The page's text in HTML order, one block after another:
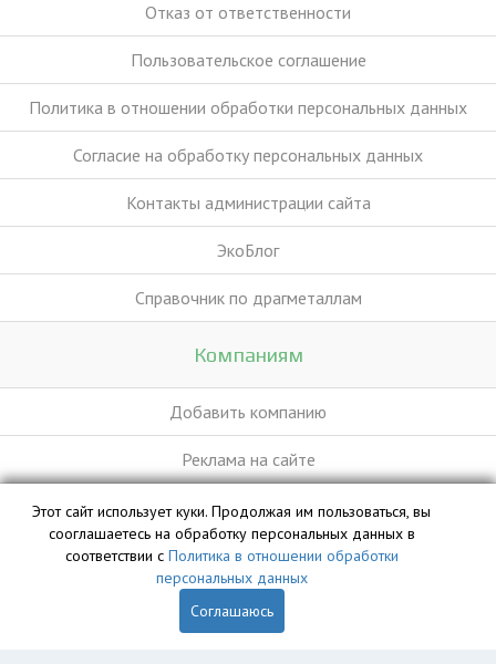
Отказ от ответственности
Пользовательское соглашение
Политика в отношении обработки персональных данных
Согласие на обработку персональных данных
Контакты администрации сайта
ЭкоБлог
Справочник по драгметаллам
Компаниям
Добавить компанию
Реклама на сайте
База данных сайта vyvoz.org является интеллектуальной
собственностью ООО «Профит» и охраняется законом.
Этот сайт использует куки. Продолжая им пользоваться, вы
сооглашаетесь на обработку персональных данных в
соответствии с Политика в отношении обработки
персональных данных
Соглашаюсь